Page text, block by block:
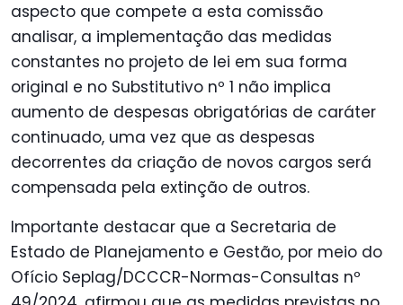
aspecto que compete a esta comissão
analisar, a implementação das medidas
constantes no projeto de lei em sua forma
original e no Substitutivo nº 1 não implica
aumento de despesas obrigatórias de caráter
continuado, uma vez que as despesas
decorrentes da criação de novos cargos será
compensada pela extinção de outros.
Importante destacar que a Secretaria de
Estado de Planejamento e Gestão, por meio do
Ofício Seplag/DCCCR-Normas-Consultas nº